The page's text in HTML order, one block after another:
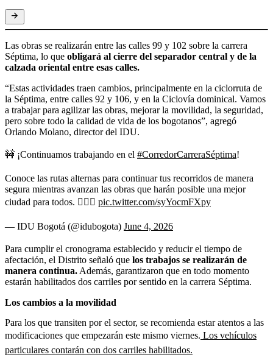
Las obras se realizarán entre las calles 99 y 102 sobre la carrera
Séptima, lo que obligará al cierre del separador central y de la
calzada oriental entre esas calles.
“Estas actividades traen cambios, principalmente en la ciclorruta de
la Séptima, entre calles 92 y 106, y en la Ciclovía dominical. Vamos
a trabajar para agilizar las obras, mejorar la movilidad, la seguridad,
pero sobre todo la calidad de vida de los bogotanos”, agregó
Orlando Molano, director del IDU.
🚧 ¡Continuamos trabajando en el #CorredorCarreraSéptima!
Conoce las rutas alternas para continuar tus recorridos de manera
segura mientras avanzan las obras que harán posible una mejor
ciudad para todos. 🚴‍♀️✨ pic.twitter.com/syYocmFXpy
— IDU Bogotá (@idubogota) June 4, 2026
Para cumplir el cronograma establecido y reducir el tiempo de
afectación, el Distrito señaló que los trabajos se realizarán de
manera continua. Además, garantizaron que en todo momento
estarán habilitados dos carriles por sentido en la carrera Séptima.
Los cambios a la movilidad
Para los que transiten por el sector, se recomienda estar atentos a las
modificaciones que empezarán este mismo viernes. Los vehículos
particulares contarán con dos carriles habilitados.